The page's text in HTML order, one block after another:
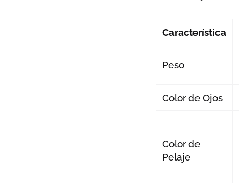
Característica
Peso
Color de Ojos
Color de
Pelaje